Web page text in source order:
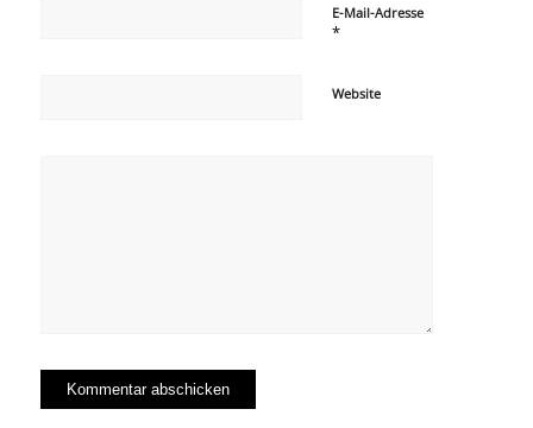
E-Mail-Adresse
*
Website